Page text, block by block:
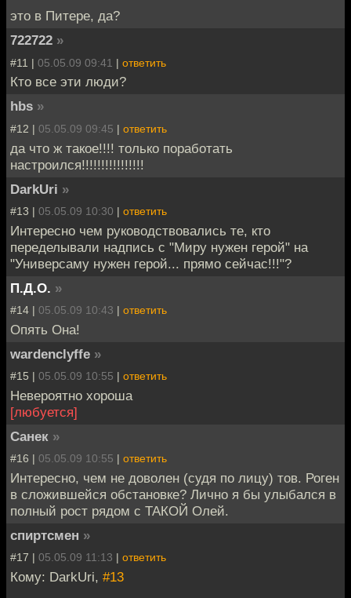
это в Питере, да?
722722 »
#11 | 05.05.09 09:41 | ответить
Кто все эти люди?
hbs »
#12 | 05.05.09 09:45 | ответить
да что ж такое!!!! только поработать
настроился!!!!!!!!!!!!!!!!
DarkUri »
#13 | 05.05.09 10:30 | ответить
Интересно чем руководствовались те, кто
переделывали надпись с "Миру нужен герой" на
"Универсаму нужен герой... прямо сейчас!!!"?
П.Д.О. »
#14 | 05.05.09 10:43 | ответить
Опять Она!
wardenclyffe »
#15 | 05.05.09 10:55 | ответить
Невероятно хороша
[любуется]
Санек »
#16 | 05.05.09 10:55 | ответить
Интересно, чем не доволен (судя по лицу) тов. Роген
в сложившейся обстановке? Лично я бы улыбался в
полный рост рядом с ТАКОЙ Олей.
спиртсмен »
#17 | 05.05.09 11:13 | ответить
Кому: DarkUri, #13